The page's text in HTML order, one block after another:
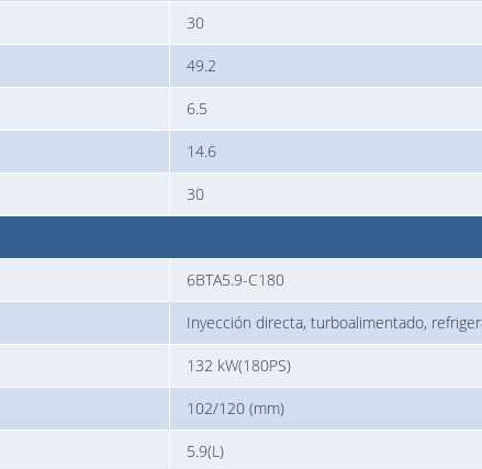
30
49.2
6.5
14.6
30
6BTA5.9-C180
Inyección directa, turboalimentado,
132 kW(180PS)
102/120 (mm)
5.9(L)